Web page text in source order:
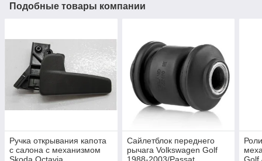
Подобные товары компании
Ручка открывания капота
с салона с механизмом
Сайлетблок переднего
рычага Volkswagen Golf